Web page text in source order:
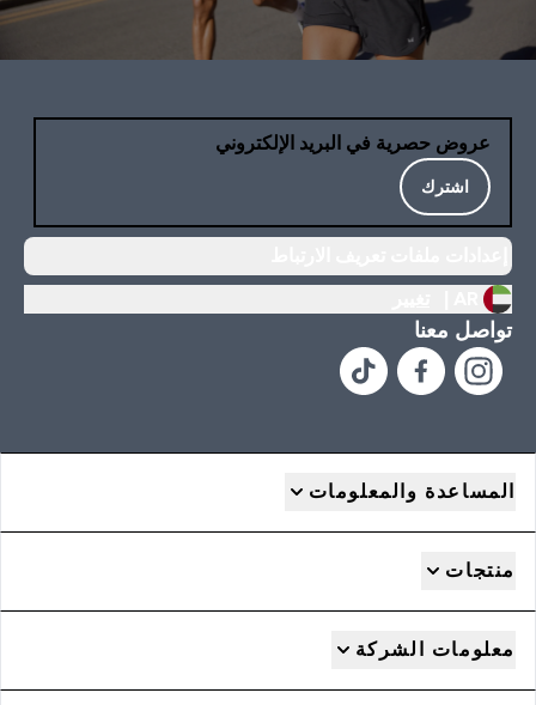
عروض حصرية في البريد الإلكتروني
اشترك
تواصل معنا
المساعدة والمعلومات
منتجات
معلومات الشركة